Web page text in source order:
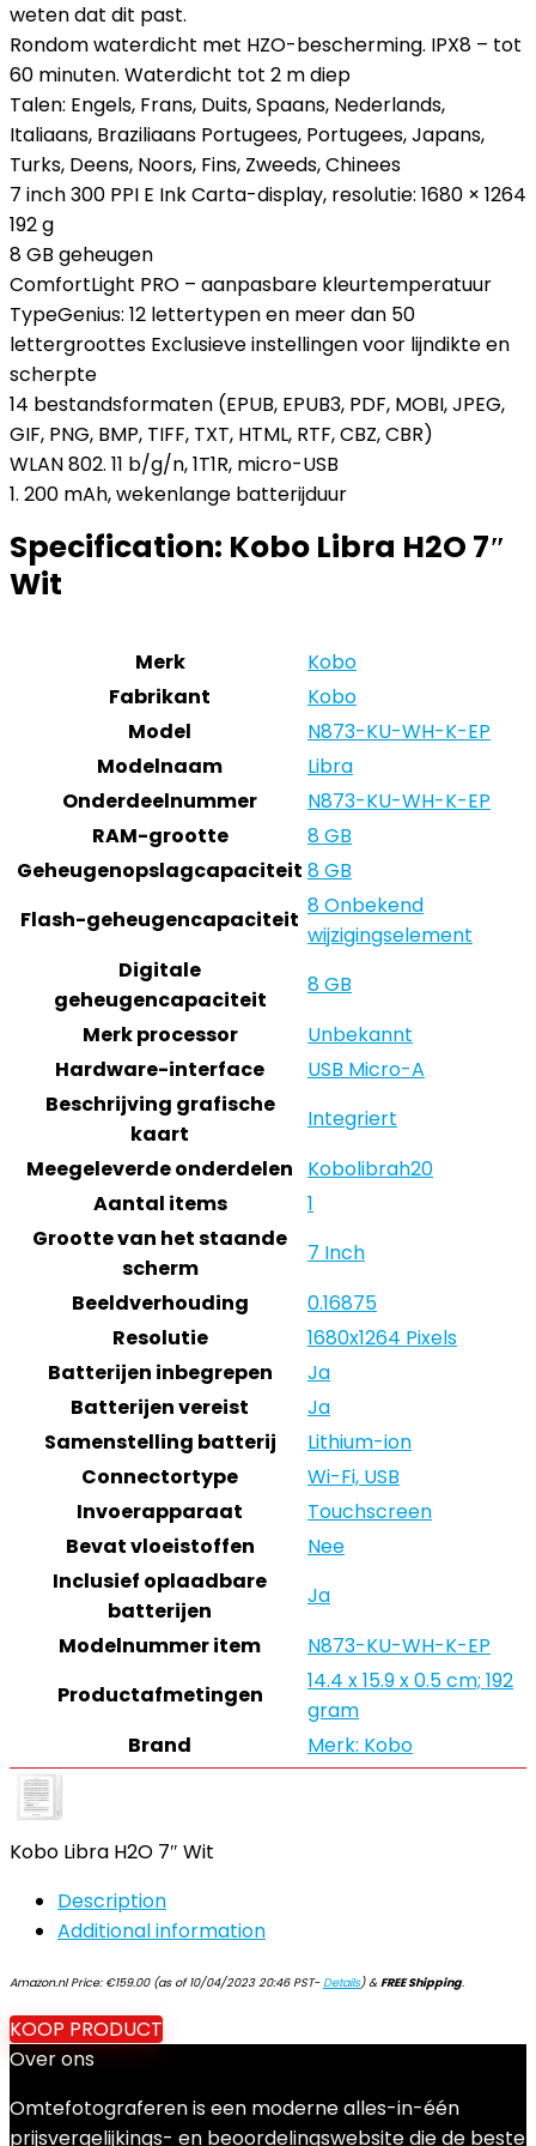
weten dat dit past.
Rondom waterdicht met HZO-bescherming. IPX8 – tot
60 minuten. Waterdicht tot 2 m diep
Talen: Engels, Frans, Duits, Spaans, Nederlands,
Italiaans, Braziliaans Portugees, Portugees, Japans,
Turks, Deens, Noors, Fins, Zweeds, Chinees
7 inch 300 PPI E Ink Carta-display, resolutie: 1680 × 1264
192 g
8 GB geheugen
ComfortLight PRO – aanpasbare kleurtemperatuur
TypeGenius: 12 lettertypen en meer dan 50
lettergroottes Exclusieve instellingen voor lijndikte en
scherpte
14 bestandsformaten (EPUB, EPUB3, PDF, MOBI, JPEG,
GIF, PNG, BMP, TIFF, TXT, HTML, RTF, CBZ, CBR)
WLAN 802. 11 b/g/n, 1T1R, micro-USB
1. 200 mAh, wekenlange batterijduur
Specification: Kobo Libra H2O 7″
Wit
Merk
‎Kobo
Fabrikant
‎Kobo
Model
‎N873-KU-WH-K-EP
Modelnaam
‎Libra
Onderdeelnummer
‎N873-KU-WH-K-EP
RAM-grootte
‎8 GB
Geheugenopslagcapaciteit ‎8 GB
Flash-geheugencapaciteit
‎8 Onbekend
wijzigingselement
Digitale
geheugencapaciteit
‎8 GB
Merk processor
‎Unbekannt
Hardware-interface
‎USB Micro-A
Beschrijving grafische
kaart
‎Integriert
Meegeleverde onderdelen
‎Kobolibrah20
Aantal items
‎1
Grootte van het staande
scherm
‎7 Inch
Beeldverhouding
‎0.16875
Resolutie
‎1680x1264 Pixels
Batterijen inbegrepen
‎Ja
Batterijen vereist
‎Ja
Samenstelling batterij
‎Lithium-ion
Connectortype
‎Wi-Fi, USB
Invoerapparaat
‎Touchscreen
Bevat vloeistoffen
‎Nee
Inclusief oplaadbare
batterijen
‎Ja
Modelnummer item
‎N873-KU-WH-K-EP
Productafmetingen
‎14.4 x 15.9 x 0.5 cm; 192
gram
Brand
Merk: Kobo
Kobo Libra H2O 7″ Wit
Description
Additional information
Amazon.nl Price: €159.00(as of 10/04/2023 20:46 PST-Details)&FREE Shipping.
KOOP PRODUCT
Over ons
Omtefotograferen is een moderne alles-in-één
prijsvergelijkings- en beoordelingswebsite die de beste